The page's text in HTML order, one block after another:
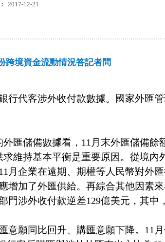
2017-12-21
跨境資金流動情況答記者問
代客涉外收付款數據。國家外匯
儲備數據看，11月末外匯儲備餘
維持基本平衡是重要原因。從境內
月企業在遠期、期權等人民幣對外
增加了外匯供給。再綜合其他因素
門涉外收付款逆差129億美元，其中
願同比回升、購匯意願下降。11